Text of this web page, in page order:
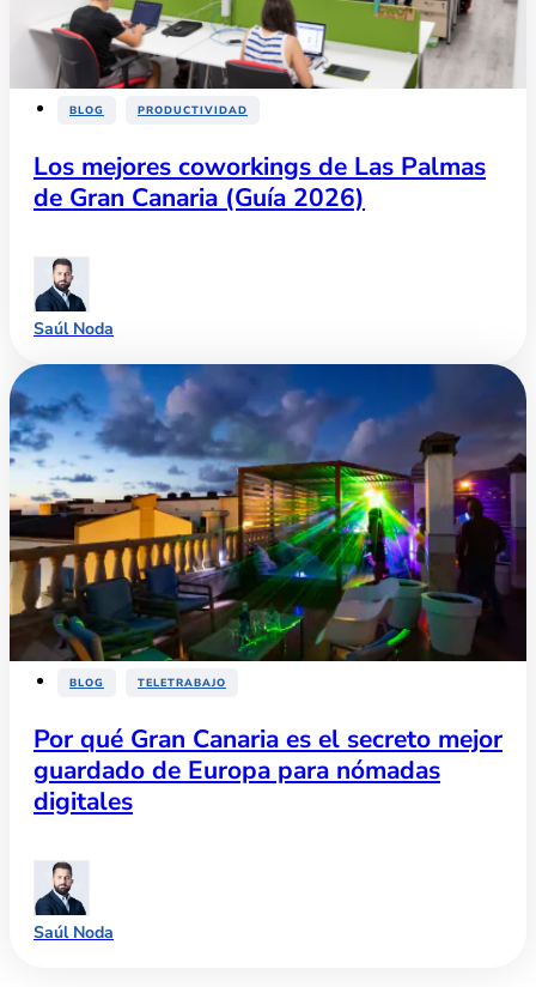
BLOG PRODUCTIVIDAD
Los mejores coworkings de Las Palmas
de Gran Canaria (Guía 2026)
Saúl Noda
BLOG TELETRABAJO
Por qué Gran Canaria es el secreto mejor
guardado de Europa para nómadas
digitales
Saúl Noda